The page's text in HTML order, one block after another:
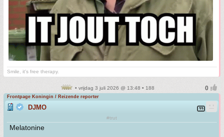
Smile, it's free therapy.
• vrijdag 3 juli 2026 @ 13:48 • 188
Frontpage Koningin / Reizende reporter
DJMO
#trut
Melatonine